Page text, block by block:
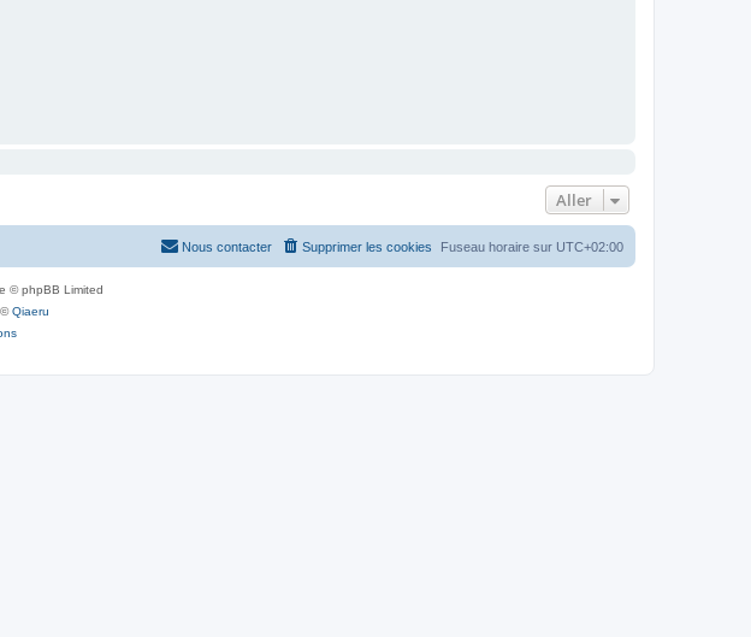
Aller
Fuseau horaire sur UTC+02:00
Supprimer les cookies
Nous contacter
© phpBB Limited
©Qiaeru